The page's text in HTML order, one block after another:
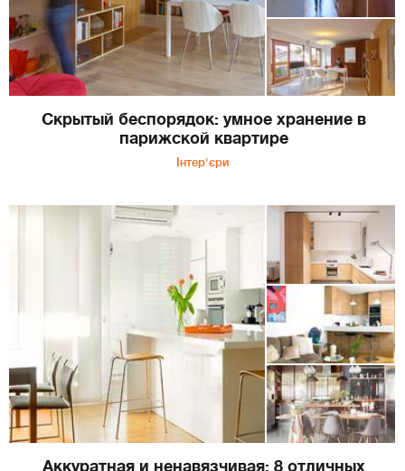
Скрытый беспорядок: умное хранение в
парижской квартире
Інтер'єри
Аккуратная и ненавязчивая: 8 отличных